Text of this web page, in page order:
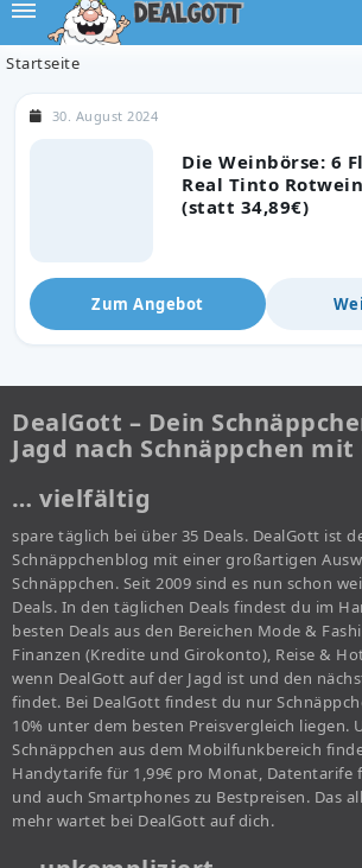
Startseite
Die Weinbörse: 6
Real Tinto
(statt 34,89€)
30. August 2024
Zum Angebot
DealGott – Dein
Jagd nach Schnäppchen
… vielfältig
spare täglich bei über 35 Deals. DealGott ist
Schnäppchenblog mit einer großartigen
Schnäppchen. Seit 2009 sind es nun schon
Deals. In den täglichen Deals findest du im
besten Deals aus den Bereichen Mode &
Finanzen (Kredite und Girokonto), Reise &
wenn DealGott auf der Jagd ist und den
findet. Bei DealGott findest du nur
10% unter dem besten Preisvergleich liegen.
Schnäppchen aus dem Mobilfunkbereich
Handytarife für 1,99€ pro Monat, Datentarife
und auch Smartphones zu Bestpreisen. Das
mehr wartet bei DealGott auf dich.